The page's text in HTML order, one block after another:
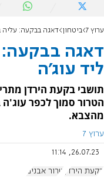
ערוץ 7 ביטחון דאגה בבקעה: עליה
דאגה בבקעה:
ליד עוג'ה
תושבי בקעת הירדן
הטרור סמוך לכפר עוג'ה
מהצבא.
ערוץ 7
26.07.23, 11:14
בקעת הירדן טרור אבנים